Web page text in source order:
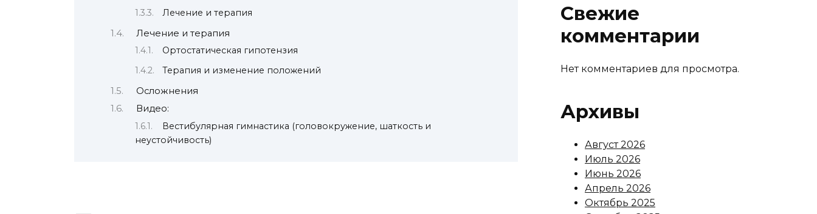
Лечение и терапия
Лечение и терапия
Ортостатическая гипотензия
Терапия и изменение положений
Осложнения
Видео:
Вестибулярная гимнастика (головокружение, шаткость и
неустойчивость)
Свежие
комментарии
Нет комментариев для просмотра.
Архивы
Август 2026
Июль 2026
Июнь 2026
Апрель 2026
Октябрь 2025